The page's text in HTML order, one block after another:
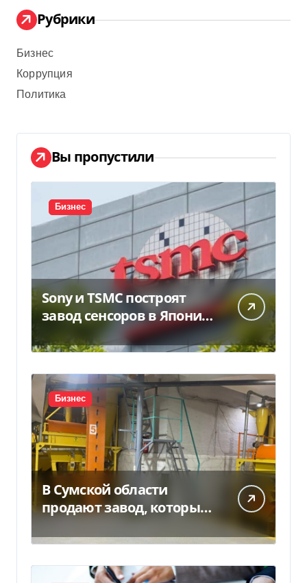
Рубрики
Бизнес
Коррупция
Политика
Вы пропустили
Бизнес
Sony и TSMC построят
завод сенсоров в Японии
за $6,4 млрд
Бизнес
В Сумской области
продают завод, который
продает 90% товаров за
границу